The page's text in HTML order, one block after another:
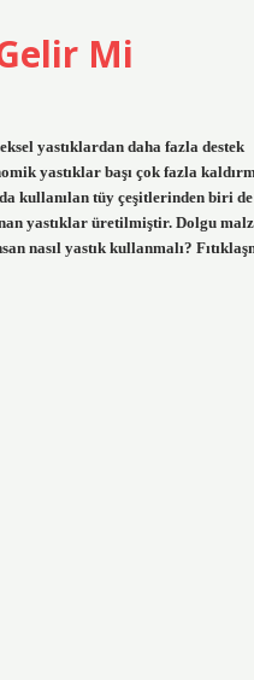
Mi
yastıklardan daha fazla destek
yastıklar başı çok fazla
kullanılan tüy çeşitlerinden biri
yastıklar üretilmiştir. Dolgu
nasıl yastık kullanmalı?